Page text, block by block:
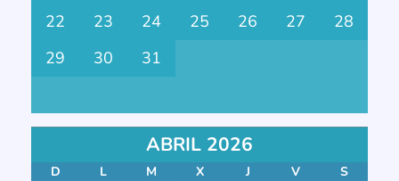
22
23 24 25 26 27
28
29
30 31
ABRIL 2026
D L M X J V S